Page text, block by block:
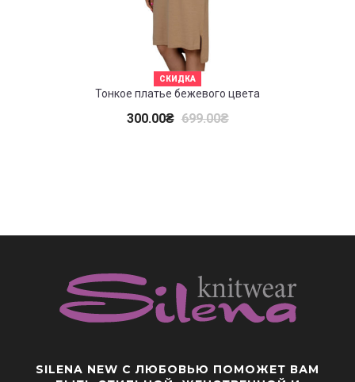
СКИДКА
Тонкое платье бежевого цвета
300.00₴ 699.00₴
SILENA NEW С ЛЮБОВЬЮ ПОМОЖЕТ ВАМ